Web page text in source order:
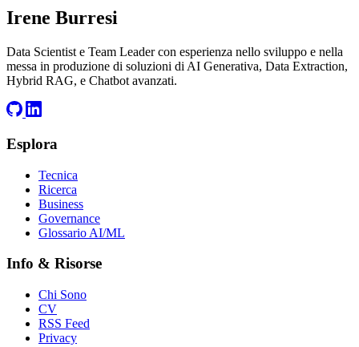
Irene Burresi
Data Scientist e Team Leader con esperienza nello sviluppo e nella
messa in produzione di soluzioni di AI Generativa, Data Extraction,
Hybrid RAG, e Chatbot avanzati.
Esplora
Tecnica
Ricerca
Business
Governance
Glossario AI/ML
Info & Risorse
Chi Sono
CV
RSS Feed
Privacy